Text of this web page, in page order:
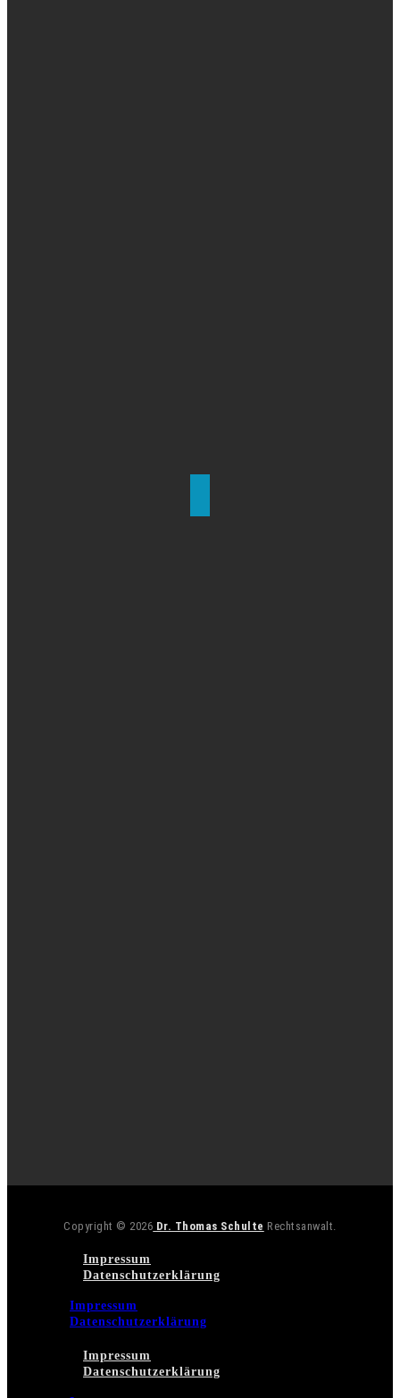
Copyright © 2026 Dr. Thomas Schulte Rechtsanwalt.
Impressum
Datenschutzerklärung
Impressum
Datenschutzerklärung
Impressum
Datenschutzerklärung